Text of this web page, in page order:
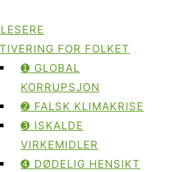
FOR FOLKET
➊ GLOBAL
KORRUPSJON
➋ FALSK KLIMAKRISE
➌ ISKALDE
VIRKEMIDLER
➍ DØDELIG HENSIKT